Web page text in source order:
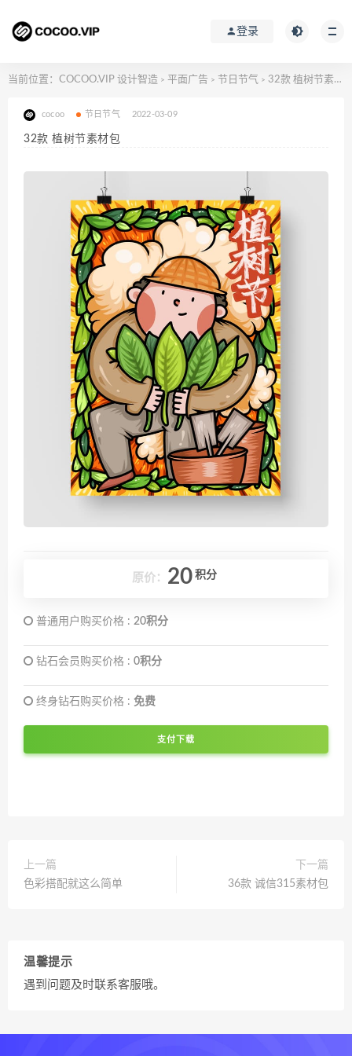
登录
当前位置： COCOO.VIP 设计智造 > 平面广告 > 节日节气 > 32款 植树节素材包
cocoo 节日节气 2022-03-09
32款 植树节素材包
原价： 20 积分
普通用户购买价格 : 20积分
钻石会员购买价格 : 0积分
终身钻石购买价格 : 免费
支付下载
上一篇
色彩搭配就这么简单
下一篇
36款 诚信315素材包
温馨提示
遇到问题及时联系客服哦。